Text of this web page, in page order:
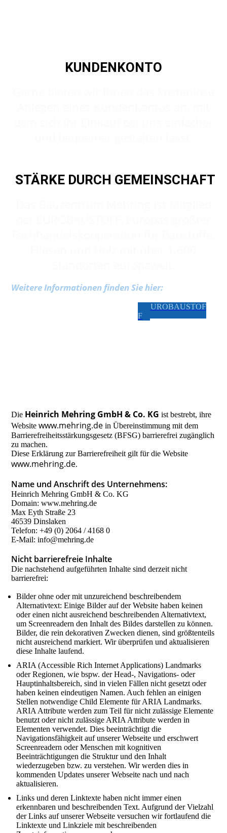
KUNDENKONTO
STÄRKE DURCH GEMEINSCHAFT
Weitere Informationen finden Sie hier:
EUROBAUSTOF
F
Die Heinrich Mehring GmbH & Co. KG ist bestrebt, ihre
Websitewww.mehring.de in Übereinstimmung mit dem
Barrierefreiheitsstärkungsgesetz (BFSG) barrierefrei zugänglich
zu machen.
Diese Erklärung zur Barrierefreiheit gilt für die Website
www.mehring.de.
Name und Anschrift des Unternehmens:
Heinrich Mehring GmbH & Co. KG
Domain: www.mehring.de
Max Eyth Straße 23
46539 Dinslaken
Telefon: +49 (0) 2064 / 4168 0
E-Mail: info@mehring.de
Nicht barrierefreie Inhalte
Die nachstehend aufgeführten Inhalte sind derzeit nicht
barrierefrei:
Bilder ohne oder mit unzureichend beschreibendem
Alternativtext: Einige Bilder auf der Website haben keinen
oder einen nicht ausreichend beschreibenden Alternativtext,
um Screenreadern den Inhalt des Bildes darstellen zu können.
Bilder, die rein dekorativen Zwecken dienen, sind größtenteils
nicht ausreichend markiert. Wir überprüfen und aktualisieren
diese Inhalte laufend.
ARIA (Accessible Rich Internet Applications) Landmarks
oder Regionen, wie bspw. der Head-, Navigations- oder
Hauptinhaltsbereich, sind in vielen Fällen nicht gesetzt oder
haben keinen eindeutigen Namen. Auch fehlen an einigen
Stellen notwendige Child Elemente für ARIA Landmarks.
ARIA Attribute werden zum Teil für nicht zulässige Elemente
benutzt oder nicht zulässige ARIA Attribute werden in
Elementen verwendet. Dies beeinträchtigt die
Navigationsfähigkeit auf unserer Webseite und erschwert
Screenreadern oder Menschen mit kognitiven
Beeinträchtigungen die Struktur und den Inhalt
wiederzugeben bzw. zu verstehen. Wir werden dies in
kommenden Updates unserer Webseite nach und nach
aktualisieren.
Links und deren Linktexte haben nicht immer einen
erkennbaren und beschreibenden Text. Aufgrund der Vielzahl
der Links auf unserer Webseite versuchen wir fortlaufend die
Linktexte und Linkziele mit beschreibenden